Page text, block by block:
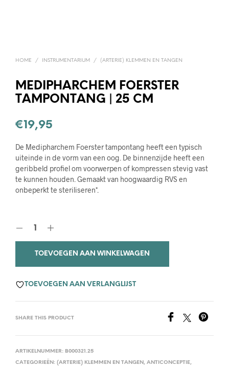
HOME / INSTRUMENTARIUM / (ARTERIE) KLEMMEN EN TANGEN
MEDIPHARCHEM FOERSTER
TAMPONTANG | 25 CM
€19,95
De Medipharchem Foerster tampontang heeft een typisch
uiteinde in de vorm van een oog. De binnenzijde heeft een
geribbeld profiel om voorwerpen of kompressen stevig vast
te kunnen houden. Gemaakt van hoogwaardig RVS en
onbeperkt te steriliseren*.
TOEVOEGEN AAN WINKELWAGEN
TOEVOEGEN AAN VERLANGLIJST
SHARE THIS PRODUCT
ARTIKELNUMMER: B000321.25
CATEGORIEËN: (ARTERIE) KLEMMEN EN TANGEN , ANTICONCEPTIE,